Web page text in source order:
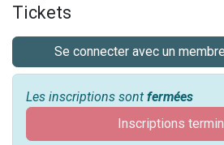
Tickets
Se connecter avec un
Les inscriptions sont fermées
Inscriptions